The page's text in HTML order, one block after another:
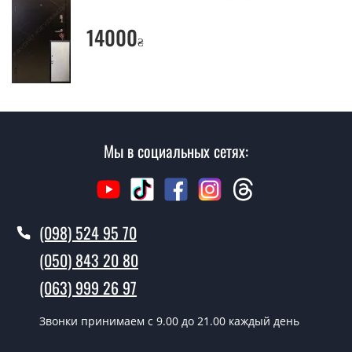
Да производим. Монтаж входных дверей
производится согласно очереди, во все дни кроме
воскресенья.
Сколько стоит установка дверей
Как быстро можете установить двери
В тот же день в течении нескольких часов, при
условии наличия их на складе, либо на следующий
день.
замерщика?
14000₴
Мы в социальных сетях:
(098) 524 95 70
(050) 843 20 80
(063) 999 26 97
Звонки принимаем c 9.00 до 21.00 каждый день